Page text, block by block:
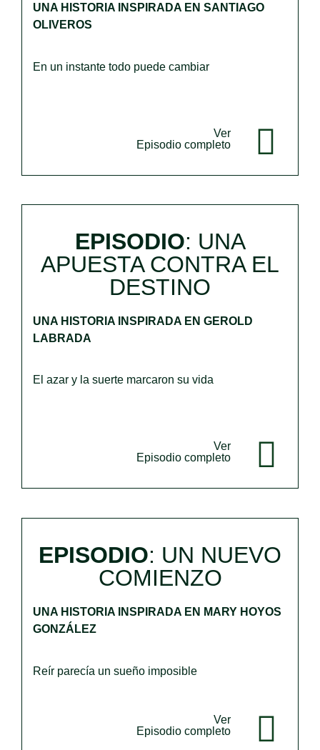
UNA HISTORIA INSPIRADA EN SANTIAGO
OLIVEROS
En un instante todo puede cambiar
Ver
Episodio completo
EPISODIO: UNA
APUESTA CONTRA EL
DESTINO
UNA HISTORIA INSPIRADA EN GEROLD
LABRADA
El azar y la suerte marcaron su vida
Ver
Episodio completo
EPISODIO: UN NUEVO
COMIENZO
UNA HISTORIA INSPIRADA EN MARY HOYOS
GONZÁLEZ
Reír parecía un sueño imposible
Ver
Episodio completo